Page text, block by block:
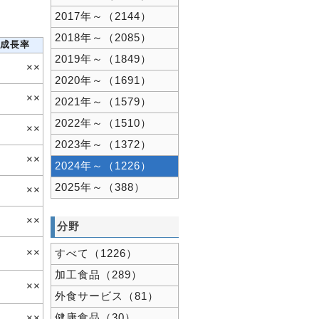
成長率
××
××
××
××
××
××
××
××
2017年～（2144）
2018年～（2085）
2019年～（1849）
2020年～（1691）
2021年～（1579）
2022年～（1510）
2023年～（1372）
2024年～（1226）
2025年～（388）
分野
すべて（1226）
加工食品（289）
外食サービス（81）